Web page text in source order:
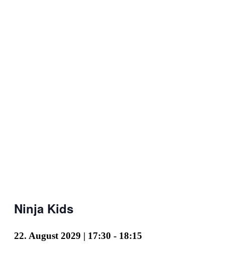
Ninja Kids
22. August 2029 | 17:30 - 18:15